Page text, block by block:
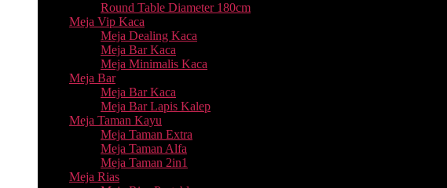
Round Table Diameter 180cm
Meja Vip Kaca
Meja Dealing Kaca
Meja Bar Kaca
Meja Minimalis Kaca
Meja Bar
Meja Bar Kaca
Meja Bar Lapis Kalep
Meja Taman Kayu
Meja Taman Extra
Meja Taman Alfa
Meja Taman 2in1
Meja Rias